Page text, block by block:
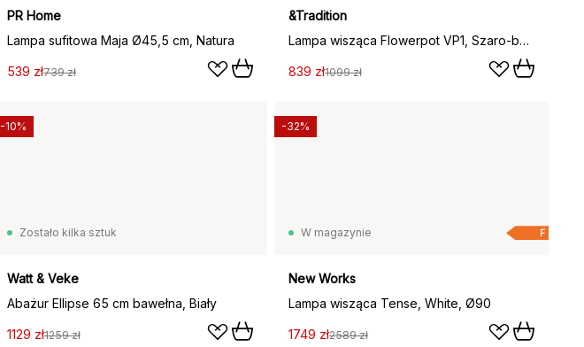
PR Home
Lampa sufitowa Maja Ø45,5 cm, Natura
539 zł739 zł
&Tradition
Lampa wisząca Flowerpot VP1, Szaro-beżowa
839 zł1099 zł
Zostało kilka sztuk
Watt & Veke
Abażur Ellipse 65 cm bawełna, Biały
1129 zł1259 zł
-10%
F
W magazynie
New Works
Lampa wisząca Tense, White, Ø90
1749 zł2589 zł
-32%